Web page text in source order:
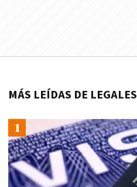
MÁS LEÍDAS DE LEGALES